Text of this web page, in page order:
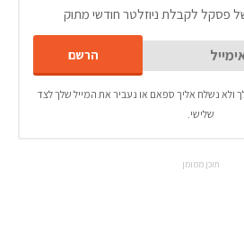
פסקל לקבלת ניוזלטר חודשי מתוק
ולא נשלח אליך ספאם או נעביר את המייל שלך לצד
שלישי.
תוכן ממומן